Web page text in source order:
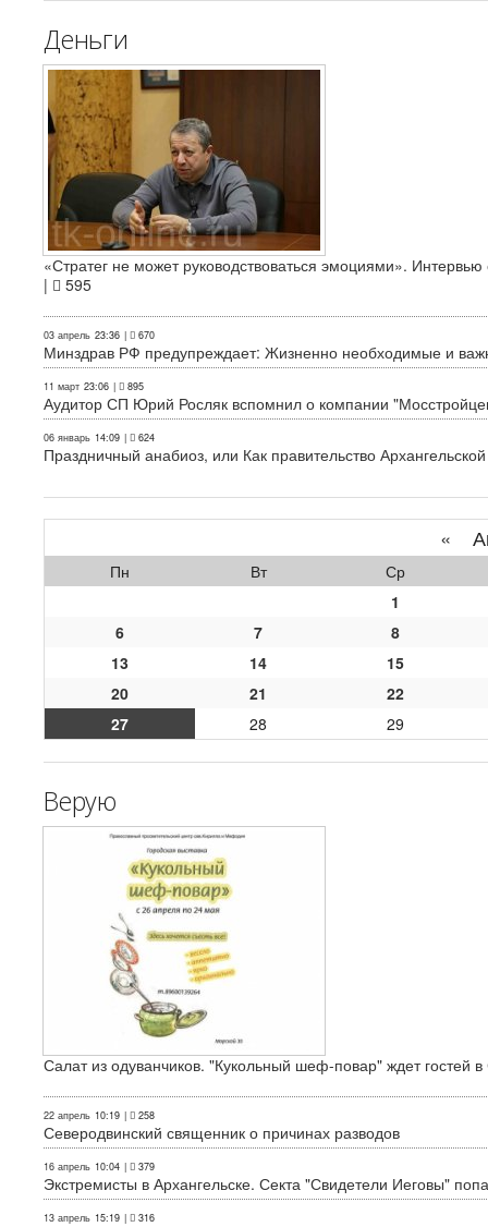
Деньги
«Стратег не может руководствоваться эмоциями».
|
595
03 апрель 23:36 | 670
Минздрав РФ предупреждает: Жизненно необходимые и
11 март 23:06 | 895
Аудитор СП Юрий Росляк вспомнил о компании
06 январь 14:09 | 624
Праздничный анабиоз, или Как правительство
«
Пн Вт
Ср
1
6
7
8
13
14
15
20
21
22
27
28 29
Верую
Салат из одуванчиков. "Кукольный шеф-повар" ждет гостей
22 апрель 10:19 | 258
Северодвинский священник о причинах разводов
16 апрель 10:04 | 379
Экстремисты в Архангельске. Секта "Свидетели Иеговы"
13 апрель 15:19 | 316